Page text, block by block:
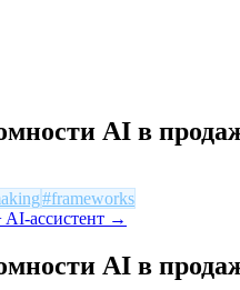
AI в
#frameworks
AI-ассистент →
AI в